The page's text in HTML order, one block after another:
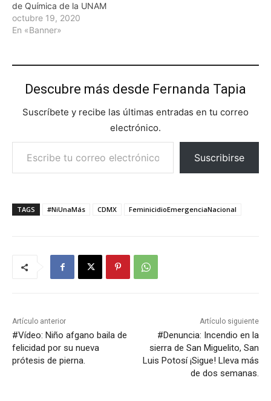
de Química de la UNAM
octubre 19, 2020
En «Banner»
Descubre más desde Fernanda Tapia
Suscríbete y recibe las últimas entradas en tu correo
electrónico.
Escribe tu correo electrónico…
Suscribirse
TAGS #NiUnaMás CDMX FeminicidioEmergenciaNacional
Artículo anterior
#Vídeo: Niño afgano baila de
felicidad por su nueva
prótesis de pierna.
Artículo siguiente
#Denuncia: Incendio en la
sierra de San Miguelito, San
Luis Potosí ¡Sigue! Lleva más
de dos semanas.